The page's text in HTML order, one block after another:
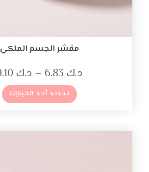
مقشر الجسم الملكي
د.ك – د.ك
تحديد أحد الخيارات